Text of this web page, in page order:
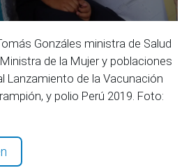
Gonzáles ministra de Salud
de la Mujer y poblaciones
Lanzamiento de la Vacunación
y polio Perú 2019. Foto: